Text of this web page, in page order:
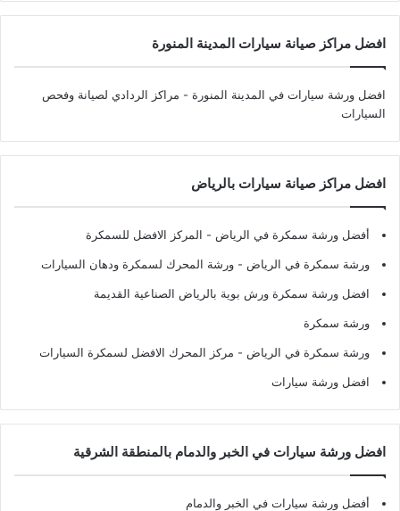
افضل مراكز صيانة سيارات المدينة المنورة
افضل ورشة سيارات في المدينة المنورة - مراكز الردادي لصيانة وفحص
السيارات
افضل مراكز صيانة سيارات بالرياض
أفضل ورشة سمكرة في الرياض - المركز الافضل للسمكرة
ورشة سمكرة في الرياض - ورشة المحرك لسمكرة ودهان السيارات
افضل ورشة سمكرة ورش بوية بالرياض الصناعية القديمة
ورشة سمكرة
ورشة سمكرة في الرياض - مركز المحرك الافضل لسمكرة السيارات
افضل ورشة سيارات
افضل ورشة سيارات في الخبر والدمام بالمنطقة الشرقية
أفضل ورشة سيارات في الخبر والدمام